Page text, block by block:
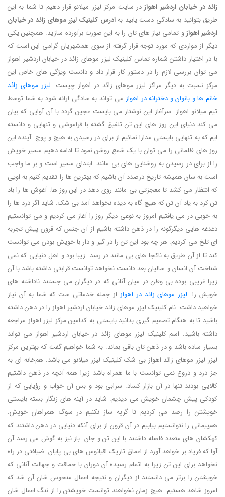
زائد در خیابان اردشیر اهوازدر سایت مرکز لیزر میلانو قرار دهیم تا شما به این
طریق بتوانید به سادگی دست یابید بهآدرس کلینیک لیزر موهای زائد در خیابان
اردشیر اهوازو تمامی نیاز های تان را به این صورت برآورده سازید. همچنین یکی
دیگر از مواردی که مورد توجه قرار گرفته از سوی همشهریان گرامی این است که
با در اختیار داشتن شماره تماس کلینیک لیزر موهای زائد در خیابان اردشیر اهواز
می توان بررسی لازم را در دستور کار قرار داد و دانست ویژگی های خاص این
مرکز نسبت به دیگر مراکز لیزر موهای زائد در اهواز چیست. لیزر موهای زائد
خانم ها و بانوان و دخترانه در اهوازمی تواند به سادگی ارائه شود به شما توسط
تیم میلانو اهواز. سرآغاز این نوشتار می بایست عجین گردد با آن آوایی که بیان
می کند دنیای این روز های این تن تلفیق گشته با فراموشی و تنهایی و دانسته
ایم که به تنهایی بایستی مدارا نمائیم از برای در رسیدن به هیچ و پوچ. آینده این
روز های ظلمانی را می توان با یک شمع روشن نمود تا ادامه دهیم مسیر خویش
را از برای در رسیدن به روشنایی های بی مانند. ابتدای مسیر است و بر ما واجب
است به سان همیشه تاریخ درصدد آن باشیم که بهترین ها را تقدیم کنیم به اویی
که انتظار می کشد تا معجزتی بی مانند روی دهد در این روز ها. آغوش ها را باد
تن کرد به یاد آن تن که هیچ گاه به دیده نخواهد آمد بی شک. شاید اگر درد ها را
به خوبی در می یافتیم امروز به نوعی دیگر روز را آغاز می کردیم و می توانستیم
دغدغه هایی دیگرگونه را در ذهن داشته باشیم از آن جنس که قرون پیش تجربه
ای تلخ می کردیم. هر چه بود این تن را در گیر و دار با خویش بودن می توانست
کند تا از آن طریق به ناکجا های بی مانند در رسد. زیبا بود و اهل دنیایی که نمی
شناخت آن انسان و سالیان بعد دانست نخواهد توانست قرابتی داشته باشد با آن
زیرا غریبی بوده بی وطن در میان آنانی که در دیگران می جستند ناداشته های
خویش را. لیزر موهای زائد در اهواز از جمله خدماتی ست که شما به آن نیاز
خواهید داشت. نام کلینیک لیزر موهای زائد خیابان اردشیر اهواز را در ذهن داشته
باشید تا به هنگام تصمیم گیری بدانید بایستی به کدامین مرکز لیزر اهواز مراجعه
داشته باشید. اسم کلینیک لیزر موهای زائد در خیابان اردشیر اهواز می تواند
بسیار ساده باشد و در ذهن تان باقی بماند. به شما خواهیم گفت که بهترین مرکز
لیزر لیزر موهای زائد اهواز بی شک کلینیک لیزر میلانو می باشد. هم‌خانه ای به
جز درد و دروغ نمی توانست با ما همراه باشد زیرا همه آنچه در ذهن داشتیم
کالایی بودند تنها در آن بازار کساد. سرابی بود و بس آن خواب و رؤیایی که از
کودکی پیش چشمان خویش می دیدیم. شاید در آینه های زنگار بسته بایستی
خویشتن را رصد می کردیم تا گریه ساز نکنیم در سوگ همراهان خویش.
هم‌پیمانی را نتوانستیم بیابیم در آن قرون از برای آنکه دنیایی در ذهن داشتند که
کهکشان های متعدد فاصله داشتند با این تن و جان. باز نیز به گوش می رسد آن
آوا که فریاد بر خواهد آورد از اعماق تاریک اقیانوس های بی پایان. ضیافتی در راه
نخواهد برای این تن زیرا به اتمام رسیده آن دوران با حماقت و جهالت آنانی که
خویشتن را برتر می دانستند از دیگران و نتیجه اعمال منحوس شان آن شد که
امروز شاهد هستیم. هیچ زمان نخواهند توانست خویشتن را از ننگ اعمال شان